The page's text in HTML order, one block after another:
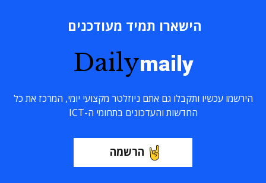
הישארו תמיד מעודכנים
Dailymaily
הירשמו עכשיו ותקבלו גם אתם ניוזלטר מקצועי יומי, המרכז את כל
החדשות והעדכונים בתחומי ה-ICT
הרשמה